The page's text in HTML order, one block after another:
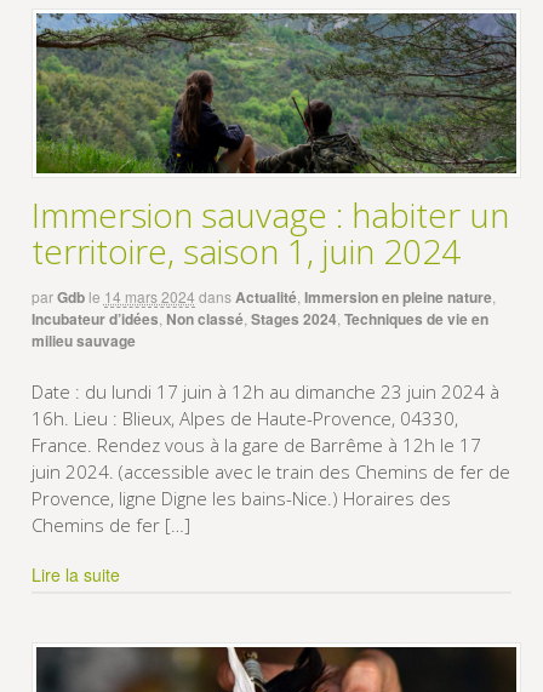
Immersion sauvage : habiter un
territoire, saison 1, juin 2024
parGdb le 14 mars 2024 dansActualité, Immersion en pleine nature,
Incubateur d’idées Non classé, Stages 2024, Techniques de vie en
milieu sauvage
Date : du lundi 17 juin à 12h au dimanche 23 juin 2024 à
16h. Lieu : Blieux, Alpes de Haute-Provence, 04330,
France. Rendez vous à la gare de Barrême à 12h le 17
juin 2024. (accessible avec le train des Chemins de fer de
Provence, ligne Digne les bains-Nice.) Horaires des
Chemins de fer […]
Lire la suite